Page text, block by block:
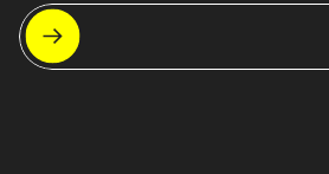
l’agence
L'équipe Galanga